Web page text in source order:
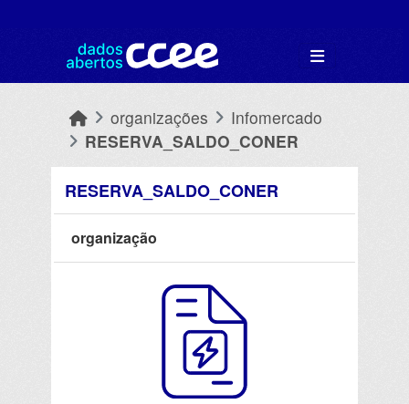
organizações
Infomercado
RESERVA_SALDO_CONER
RESERVA_SALDO_CONER
organização